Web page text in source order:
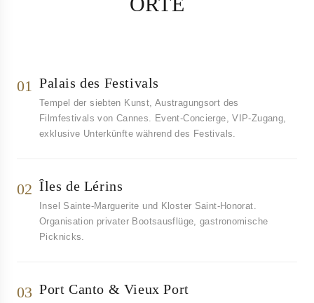
01 Palais des Festivals
Tempel der siebten Kunst, Austragungsort des
Filmfestivals von Cannes. Event-Concierge, VIP-Zugang,
exklusive Unterkünfte während des Festivals.
02 Îles de Lérins
Insel Sainte-Marguerite und Kloster Saint-Honorat.
Organisation privater Bootsausflüge, gastronomische
Picknicks.
03 Port Canto & Vieux Port